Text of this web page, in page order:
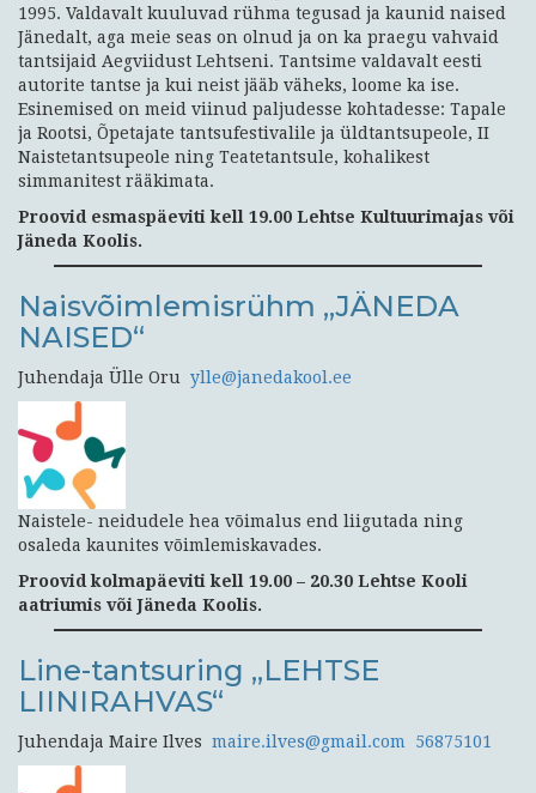
1995. Valdavalt kuuluvad rühma tegusad ja kaunid naised
Jänedalt, aga meie seas on olnud ja on ka praegu vahvaid
tantsijaid Aegviidust Lehtseni. Tantsime valdavalt eesti
autorite tantse ja kui neist jääb väheks, loome ka ise.
Esinemised on meid viinud paljudesse kohtadesse: Tapale
ja Rootsi, Õpetajate tantsufestivalile ja üldtantsupeole, II
Naistetantsupeole ning Teatetantsule, kohalikest
simmanitest rääkimata.
Proovid esmaspäeviti kell 19.00 Lehtse Kultuurimajas või
Jäneda Koolis.
Naisvõimlemisrühm „JÄNEDA
NAISED“
Juhendaja Ülle Oru ylle@janedakool.ee
Naistele- neidudele hea võimalus end liigutada ning
osaleda kaunites võimlemiskavades.
Proovid kolmapäeviti kell 19.00 – 20.30 Lehtse Kooli
aatriumis või Jäneda Koolis.
Line-tantsuring „LEHTSE
LIINIRAHVAS“
Juhendaja Maire Ilves maire.ilves@gmail.com 56875101